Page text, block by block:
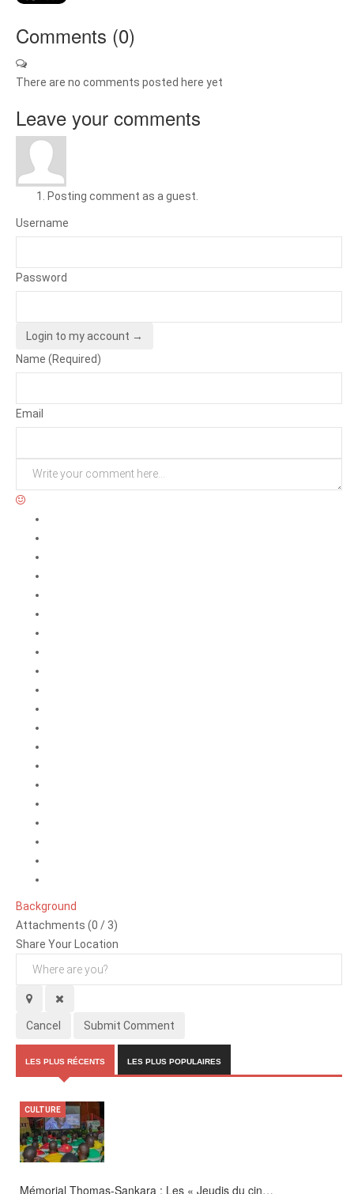
Comments (0)
There are no comments posted here yet
Leave your comments
Posting comment as a guest.
Username
Password
Login to my account →
Name (Required)
Email
Background
Attachments (0 / 3)
Share Your Location
Cancel Submit Comment
LES PLUS RÉCENTS LES PLUS POPULAIRES
Mémorial Thomas-Sankara : Les « Jeudis du cin…
CULTURE
Culture en demi-lunes : « C’est une bonne pra…
SOCIÉTÉ